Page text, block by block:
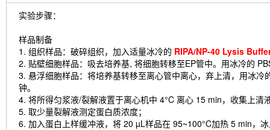
实验步骤：
样品制备
1. 组织样品：破碎组织，加入适量冰冷的 RIPA/NP-40 Lysis
2. 贴壁细胞样品：吸去培养基, 将细胞转移至EP管中。用冰冷的
3. 悬浮细胞样品：将培养基转移至离心管中离心，弃上清，用冰
钟。
4. 将所得匀浆液/裂解液置于离心机中 4°C 离心 15 min，收集上清
5. 取少量裂解液测定蛋白质浓度；
6. 加入蛋白上样缓冲液，将 20 µL样品在 95~100°C加热 5 min，